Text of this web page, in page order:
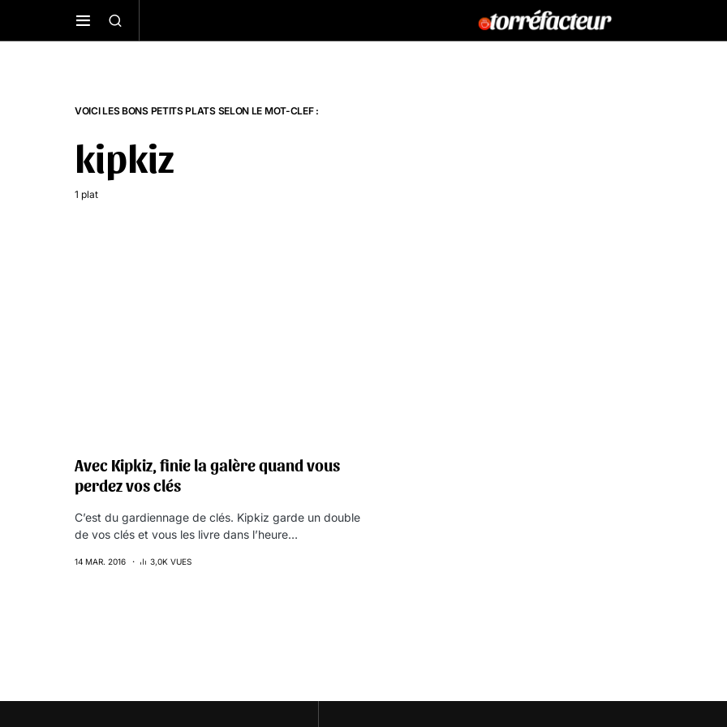
VOICI LES BONS PETITS PLATS SELON LE MOT-CLEF :
kipkiz
1 plat
Avec Kipkiz, finie la galère quand vous
perdez vos clés
C’est du gardiennage de clés. Kipkiz garde un double
de vos clés et vous les livre dans l’heure…
14 MAR. 2016 3,0K VUES